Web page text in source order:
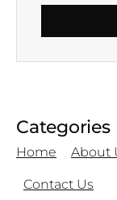
Categories
Home About
Contact Us